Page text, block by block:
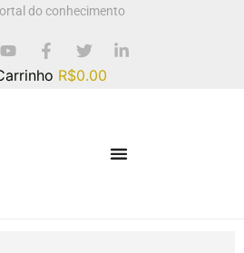
do conhecimento
R$0.00